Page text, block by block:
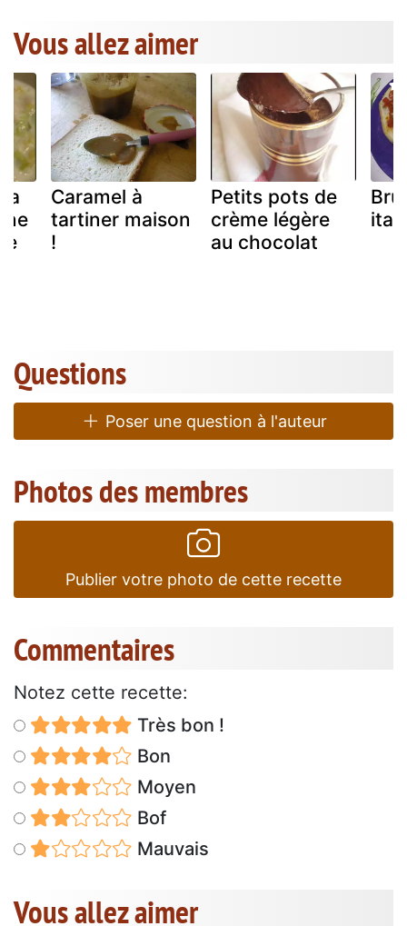
Vous allez aimer
Caramel à
tartiner maison
!
Petits pots de
crème légère
au chocolat
Questions
Poser une question à l'auteur
Photos des membres
Publier votre photo de cette recette
Commentaires
Notez cette recette:
Très bon !
Bon
Moyen
Bof
Mauvais
Vous allez aimer